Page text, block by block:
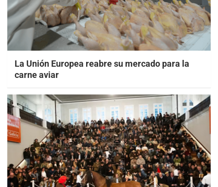
La Unión Europea reabre su mercado para la
carne aviar